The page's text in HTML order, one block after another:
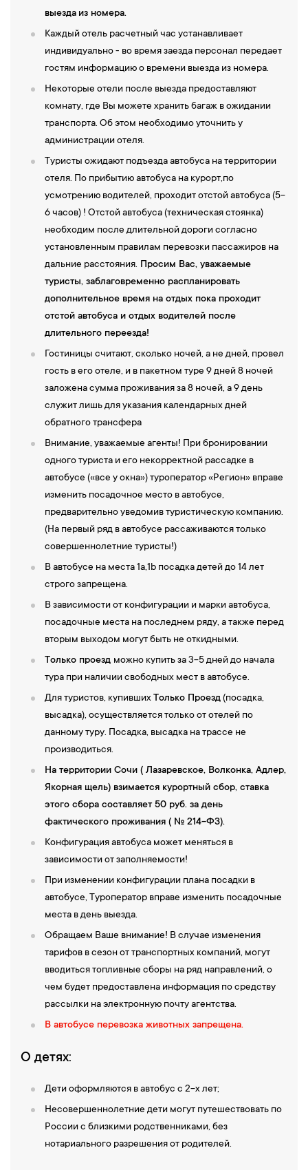
выезда из номера.
Каждый отель расчетный час устанавливает
индивидуально - во время заезда персонал передает
гостям информацию о времени выезда из номера.
Некоторые отели после выезда предоставляют
комнату, где Вы можете хранить багаж в ожидании
транспорта. Об этом необходимо уточнить у
администрации отеля.
Туристы ожидают подъезда автобуса на территории
отеля. По прибытию автобуса на курорт,по
усмотрению водителей, проходит отстой автобуса (5-
6 часов) ! Отстой автобуса (техническая стоянка)
необходим после длительной дороги согласно
установленным правилам перевозки пассажиров на
дальние расстояния. Просим Вас, уважаемые
туристы, заблаговременно распланировать
дополнительное время на отдых пока проходит
отстой автобуса и отдых водителей после
длительного переезда!
Гостиницы считают, сколько ночей, а не дней, провел
гость в его отеле, и в пакетном туре 9 дней 8 ночей
заложена сумма проживания за 8 ночей, а 9 день
служит лишь для указания календарных дней
обратного трансфера
Внимание, уважаемые агенты! При бронировании
одного туриста и его некорректной рассадке в
автобусе («все у окна») туроператор «Регион» вправе
изменить посадочное место в автобусе,
предварительно уведомив туристическую компанию.
(На первый ряд в автобусе рассаживаются только
совершеннолетние туристы!)
В автобусе на места 1а,1b посадка детей до 14 лет
строго запрещена.
В зависимости от конфигурации и марки автобуса,
посадочные места на последнем ряду, а также перед
вторым выходом могут быть не откидными.
Только проезд можно купить за 3-5 дней до начала
тура при наличии свободных мест в автобусе.
Для туристов, купившихТолько Проезд(посадка,
высадка), осуществляется только от отелей по
данному туру. Посадка, высадка на трассе не
производиться.
На территории Сочи ( Лазаревское, Волконка, Адлер,
Якорная щель) взимается курортный сбор, ставка
этого сбора составляет 50 руб. за день
фактического проживания ( № 214-ФЗ).
Конфигурация автобуса может меняться в
зависимости от заполняемости!
При изменении конфигурации плана посадки в
автобусе, Туроператор вправе изменить посадочные
места в день выезда.
Обращаем Ваше внимание! В случае изменения
тарифов в сезон от транспортных компаний, могут
вводиться топливные сборы на ряд направлений, о
чем будет предоставлена информация по средству
рассылки на электронную почту агентства.
В автобусе перевозка животных запрещена.
О детях:
Дети оформляются в автобус с 2-х лет;
Несовершеннолетние дети могут путешествовать по
России с близкими родственниками, без
нотариального разрешения от родителей.